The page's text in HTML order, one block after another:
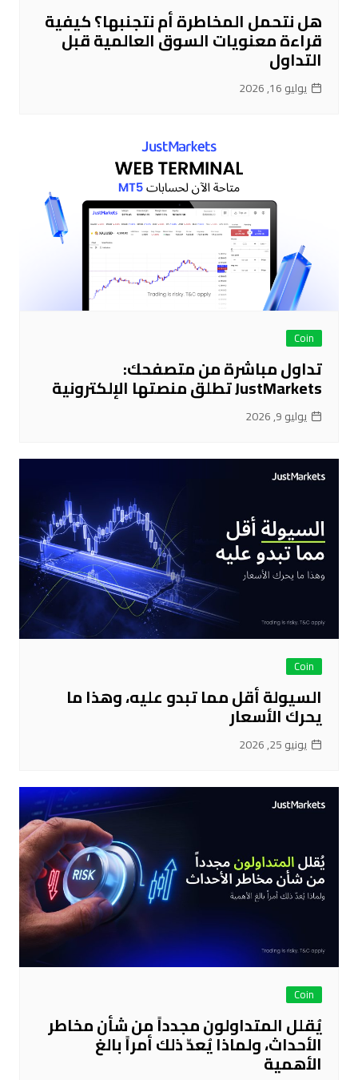
هل نتحمل المخاطرة أم نتجنبها؟ كيفية
قراءة معنويات السوق العالمية قبل
التداول
يوليو 16, 2026
Coin
تداول مباشرة من متصفحك:
JustMarkets تطلق منصتها الإلكترونية
يوليو 9, 2026
Coin
السيولة أقل مما تبدو عليه، وهذا ما
يحرك الأسعار
يونيو 25, 2026
Coin
يُقلل المتداولون مجدداً من شأن مخاطر
الأحداث، ولماذا يُعدّ ذلك أمراً بالغ
الأهمية